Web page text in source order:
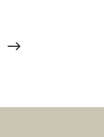
Next slide